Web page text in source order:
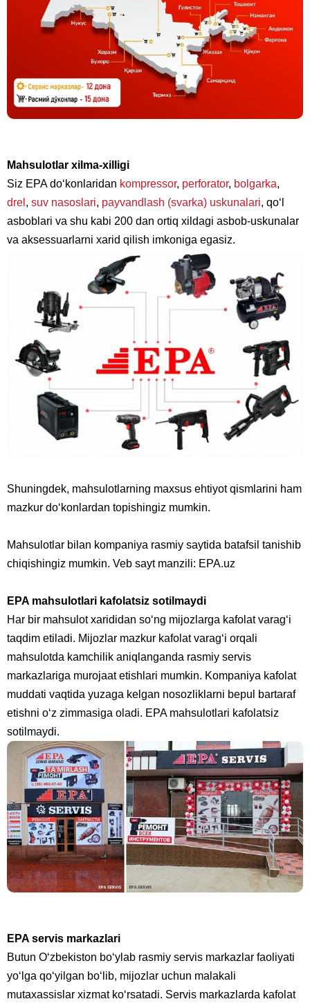
Mahsulotlar xilma-xilligi
Siz EPA do‘konlaridan kompressor, perforator, bolgarka,
drel , suv nasoslari, payvandlash (svarka) uskunalari, qo‘l
asboblari va shu kabi 200 dan ortiq xildagi asbob-uskunalar
va aksessuarlarni xarid qilish imkoniga egasiz.
Shuningdek, mahsulotlarning maxsus ehtiyot qismlarini ham
mazkur do‘konlardan topishingiz mumkin.
Mahsulotlar bilan kompaniya rasmiy saytida batafsil tanishib
chiqishingiz mumkin. Veb sayt manzili: EPA.uz
EPA mahsulotlari kafolatsiz sotilmaydi
Har bir mahsulot xarididan so‘ng mijozlarga kafolat varag‘i
taqdim etiladi. Mijozlar mazkur kafolat varag‘i orqali
mahsulotda kamchilik aniqlanganda rasmiy servis
markazlariga murojaat etishlari mumkin. Kompaniya kafolat
muddati vaqtida yuzaga kelgan nosozliklarni bepul bartaraf
etishni o‘z zimmasiga oladi. EPA mahsulotlari kafolatsiz
sotilmaydi.
EPA servis markazlari
Butun O‘zbekiston bo‘ylab rasmiy servis markazlar faoliyati
yo‘lga qo‘yilgan bo‘lib, mijozlar uchun malakali
mutaxassislar xizmat ko‘rsatadi. Servis markazlarda kafolat